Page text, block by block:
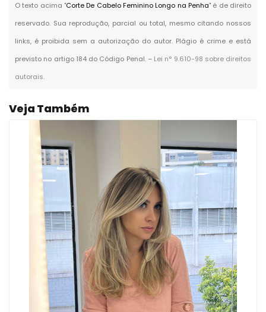
O texto acima "Corte De Cabelo Feminino Longo na Penha" é de direito
reservado. Sua reprodução, parcial ou total, mesmo citando nossos
links, é proibida sem a autorização do autor. Plágio é crime e está
previsto no artigo 184 do Código Penal. – Lei n° 9.610-98 sobre direitos
autorais.
Veja Também